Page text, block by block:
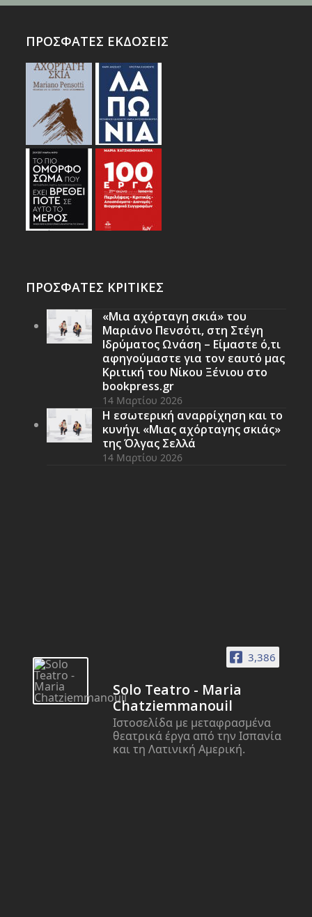
ΠΡΟΣΦΑΤΕΣ ΕΚΔΟΣΕΙΣ
ΠΡΟΣΦΑΤΕΣ ΚΡΙΤΙΚΕΣ
«Μια αχόρταγη σκιά» του
Μαριάνο Πενσότι, στη Στέγη
Ιδρύματος Ωνάση – Είμαστε ό,τι
αφηγούμαστε για τον εαυτό μας
Κριτική του Νίκου Ξένιου στο
bookpress.gr
14 Μαρτίου 2026
Η εσωτερική αναρρίχηση και το
κυνήγι «Μιας αχόρταγης σκιάς»
της Όλγας Σελλά
14 Μαρτίου 2026
3,386
Solo Teatro - Maria
Chatziemmanouil
Ιστοσελίδα με μεταφρασμένα
θεατρικά έργα από την Ισπανία
και τη Λατινική Αμερική.